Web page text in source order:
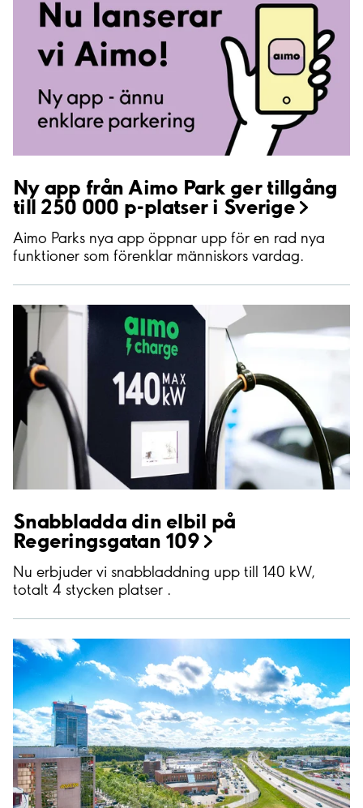
Ny app från Aimo Park ger tillgång
till 250 000 p-platser i Sverige
Aimo Parks nya app öppnar upp för en rad nya
funktioner som förenklar människors vardag.
Snabbladda din elbil på
Regeringsgatan 109
Nu erbjuder vi snabbladdning upp till 140 kW,
totalt 4 stycken platser .